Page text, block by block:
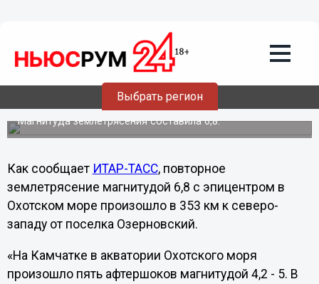
Выбрать регион
24.05.201321:21
Еще одно сильное землетрясение
произошло в Охотском море
Магнитуда землетрясения составила 6,8.
Как сообщает ИТАР-ТАСС, повторное
землетрясение магнитудой 6,8 с эпицентром в
Охотском море произошло в 353 км к северо-
западу от поселка Озерновский.
«На Камчатке в акватории Охотского моря
произошло пять афтершоков магнитудой 4,2 - 5. В